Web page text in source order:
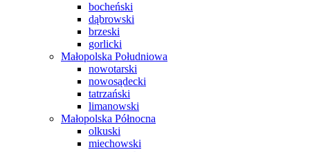
bocheński
dąbrowski
brzeski
gorlicki
Małopolska Południowa
nowotarski
nowosądecki
tatrzański
limanowski
Małopolska Północna
olkuski
miechowski